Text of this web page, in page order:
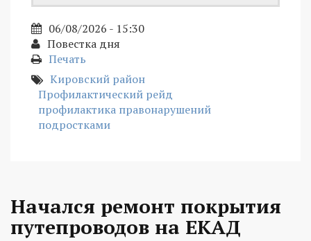
06/08/2026 - 15:30
Повестка дня
Печать
Кировский район
Профилактический рейд
профилактика правонарушений
подростками
Начался ремонт покрытия
путепроводов на ЕКАД